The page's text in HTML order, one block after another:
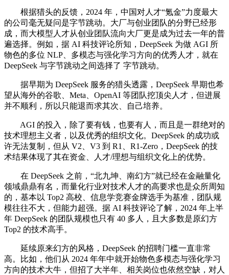
根据猎头的反馈，2024 年，中国对人才“氪金”力度最大
的公司毫无疑问是字节跳动。大厂与创业团队的分野已经形
成，而大模型人才从创业团队流向大厂更是成为过去一年的普
遍选择。例如，据 AI 科技评论所知，DeepSeek 为做 AGI 所
物色的多位 NLP、多模态与强化学习方向的优秀人才，就在
DeepSeek 与字节跳动之间选择了 字节跳动。
据早期为 DeepSeek 服务的猎头透露，DeepSeek 早期也希
望从海外的谷歌、Meta、OpenAI 等团队挖顶尖人才，但进展
并不顺利，所以只能退而求其次、自己培养。
AGI 的投入，除了要有钱，也要有人，而且是一群绝对的
技术理想主义者，以及优秀的组织文化。DeepSeek 的成功或
许无法复制，但从 V2、V3 到 R1、R1-Zero，DeepSeek 的技
术结果体现了其在资金、人才/理想与组织文化上的优势。
在 DeepSeek 之前，“北九坤、南幻方”就已经在金融量化
领域鼎鼎有名，而量化行业对技术人才的高要求也是众所周知
的，基本以 Top2 高校、信息学竞赛金牌选手为基准，团队规
模往往不大，但能力超强。据 AI 科技评论了解，2024 年上半
年 DeepSeek 的团队规模也只有 40 多人，且大多数是原幻方
Top2 的技术高手。
延续原来幻方的风格，DeepSeek 的招聘门槛一直非常
高。比如，他们从 2024 年年中就开始物色多模态与强化学习
方向的技术大牛，但招了大半年、相关岗位也依然空缺，对人